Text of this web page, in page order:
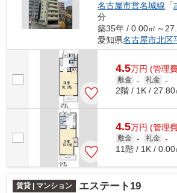
名古屋市営名城線 「
分
築35年 / 0.00㎡～
愛知県名古屋市北区
4.5万円 (管理
敷金 - 礼金 -
2階 / 1K / 27.80
4.5万円 (管理
敷金 - 礼金 -
11階 / 1K / 0.00
賃貸 | マンション エステート19